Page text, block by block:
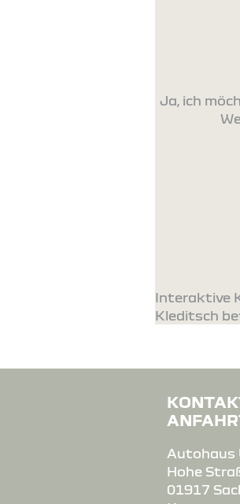
Ja, ich
Interaktive
Kleditsch
Autohaus
Hohe
01917